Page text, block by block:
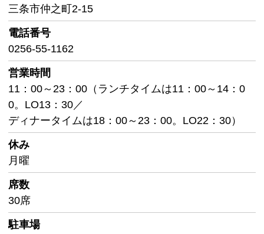
三条市仲之町2-15
電話番号
0256-55-1162
営業時間
11：00～23：00（ランチタイムは11：00～14：0
0。LO13：30／
ディナータイムは18：00～23：00。LO22：30）
休み
月曜
席数
30席
駐車場